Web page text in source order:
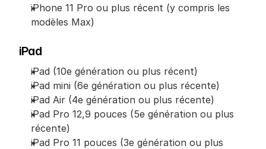
iPhone 11 Pro ou plus récent (y compris les
modèles Max)
iPad
iPad (10e génération ou plus récent)
iPad mini (6e génération ou plus récente)
iPad Air (4e génération ou plus récente)
iPad Pro 12,9 pouces (5e génération ou plus
récente)
iPad Pro 11 pouces (3e génération ou plus